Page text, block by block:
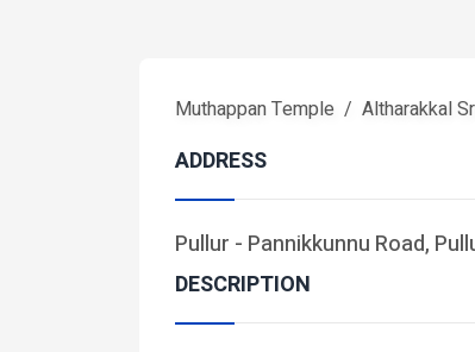
Muthappan Temple Altharakkal
ADDRESS
Pullur - Pannikkunnu Road,
DESCRIPTION